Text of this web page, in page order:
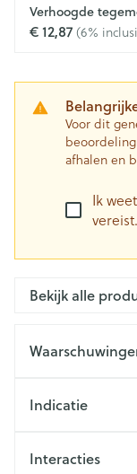
Verhoogde
€ 12,87 (6%
Voor dit
afhalen en
Ik
vereist.
Bekijk alle
Indicatie
Interacties